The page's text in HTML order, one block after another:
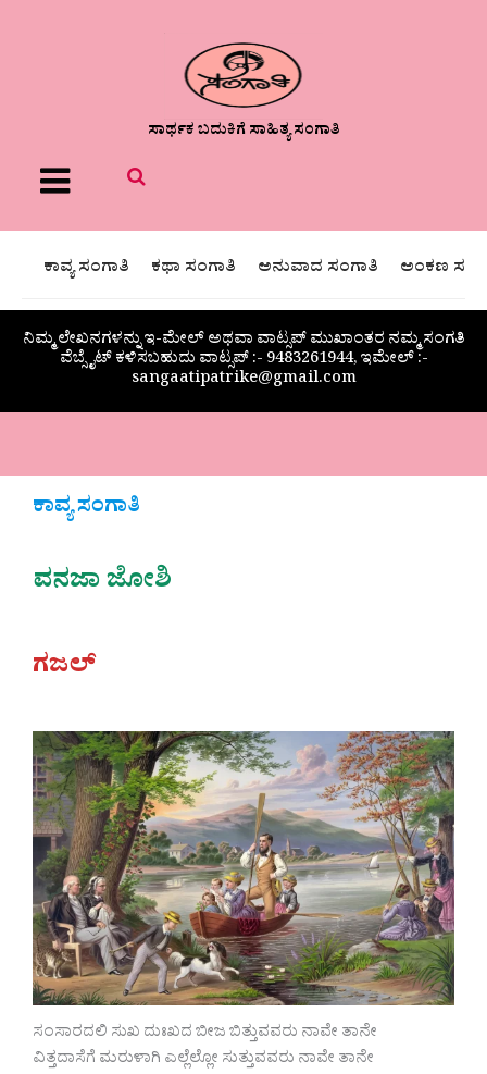
ಸಾರ್ಥಕ ಬದುಕಿಗೆ ಸಾಹಿತ್ಯ ಸಂಗಾತಿ
Menu
ಕಾವ್ಯ ಸಂಗಾತಿ ಕಥಾ ಸಂಗಾತಿ ಅನುವಾದ ಸಂಗಾತಿ ಅಂಕಣ
ನಿಮ್ಮ ಲೇಖನಗಳನ್ನು ಇ-ಮೇಲ್ ಅಥವಾ ವಾಟ್ಸಪ್ ಮುಖಾಂತರ ನಮ್ಮ ಸಂಗತಿ
ವೆಬ್ಸೈಟ್ ಕಳಿಸಬಹುದು ವಾಟ್ಸಪ್‌ :- 9483261944, ಇಮೇಲ್ :-
sangaatipatrike@gmail.com
ಕಾವ್ಯ ಸಂಗಾತಿ
ವನಜಾ ಜೋಶಿ
ಗಜಲ್
ಸಂಸಾರದಲಿ ಸುಖ ದುಃಖದ ಬೀಜ ಬಿತ್ತುವವರು ನಾವೇ ತಾನೇ
ವಿತ್ತದಾಸೆಗೆ ಮರುಳಾಗಿ ಎಲ್ಲೆಲ್ಲೋ ಸುತ್ತುವವರು ನಾವೇ ತಾನೇ